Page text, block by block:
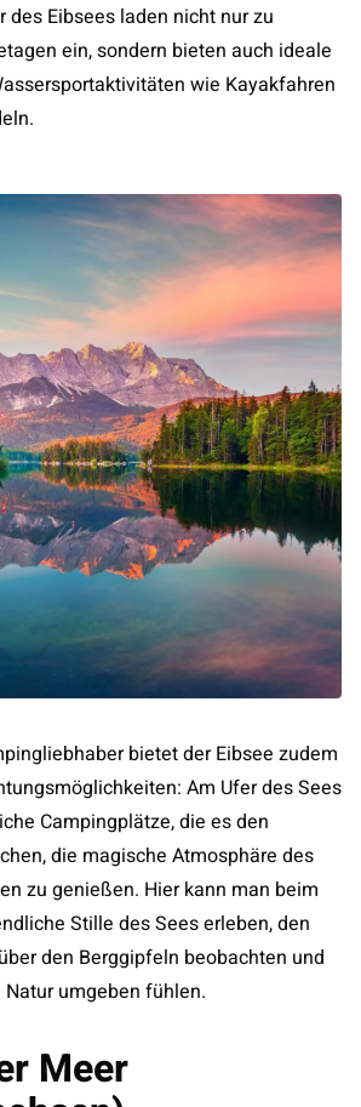
des Eibsees laden nicht nur zu
ein, sondern bieten auch ideale
wie Kayakfahren
bietet der Eibsee zudem
Am Ufer des Sees
Campingplätze, die es den
die magische Atmosphäre des
zu genießen. Hier kann man beim
Stille des Sees erleben, den
den Berggipfeln beobachten und
umgeben fühlen.
Meer